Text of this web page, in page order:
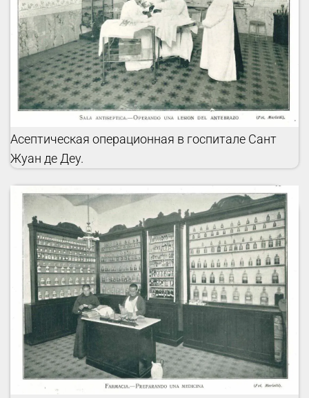
Асептическая операционная в госпитале Сант
Жуан де Деу.